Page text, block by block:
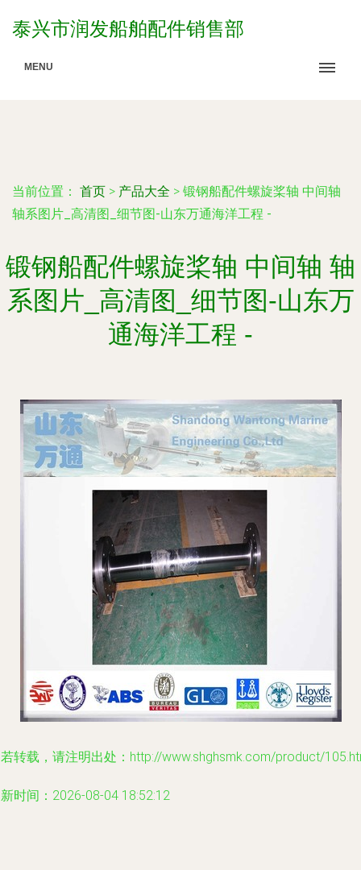
泰兴市润发船舶配件销售部
MENU
当前位置： 首页 > 产品大全 > 锻钢船配件螺旋桨轴 中间轴
轴系图片_高清图_细节图-山东万通海洋工程 -
锻钢船配件螺旋桨轴 中间轴 轴
系图片_高清图_细节图-山东万
通海洋工程 -
转载，请注明出处：http://www.shghsmk.com/product/
时间：2026-08-04 18:52:12